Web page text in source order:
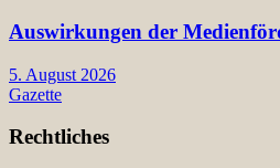
Auswirkungen der
5. August 2026
Gazette
Rechtliches